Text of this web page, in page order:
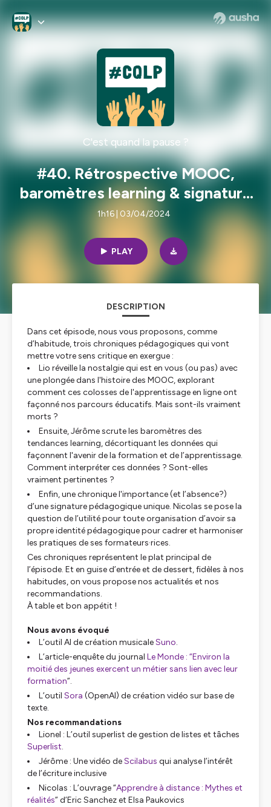
C'est quand la pause ?
#40. Rétrospective MOOC,
baromètres learning & signature
pédagogique
1h16 | 03/04/2024
PLAY
DESCRIPTION
Dans cet épisode, nous vous proposons, comme
d’habitude, trois chroniques pédagogiques qui vont
mettre votre sens critique en exergue :
Lio réveille la nostalgie qui est en vous (ou pas) avec
une plongée dans l'histoire des MOOC, explorant
comment ces colosses de l'apprentissage en ligne ont
façonné nos parcours éducatifs. Mais sont-ils vraiment
morts ?
Ensuite, Jérôme scrute les baromètres des
tendances learning, décortiquant les données qui
façonnent l'avenir de la formation et de l’apprentissage.
Comment interpréter ces données ? Sont-elles
vraiment pertinentes ?
Enfin, une chronique l'importance (et l’absence?)
d’une signature pédagogique unique. Nicolas se pose la
question de l’utilité pour toute organisation d’avoir sa
propre identité pédagogique pour cadrer et harmoniser
les pratiques de ses formateurs·rices.
Ces chroniques représentent le plat principal de
l’épisode. Et en guise d’entrée et de dessert, fidèles à nos
habitudes, on vous propose nos actualités et nos
recommandations.
À table et bon appétit !
Nous avons évoqué
L’outil AI de création musicaleSuno.
L’article-enquête du journal Le Monde : “Environ la
moitié des jeunes exercent un métier sans lien avec leur
formation”.
L’outil Sora (OpenAI) de création vidéo sur base de
texte.
Nos recommandations
Lionel : L’outil superlist de gestion de listes et tâches
Superlist.
Jérôme : Une vidéo deScilabus qui analyse l’intérêt
de l’écriture inclusive
Nicolas : L’ouvrage “Apprendre à distance : Mythes et
réalités” d’Eric Sanchez et Elsa Paukovics